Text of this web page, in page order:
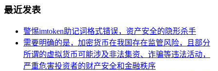
最近发表
警惕imtoken助记词格式错误，资产安全的隐形杀手
需要明确的是，加密货币在我国存在监管风险，且部分
所谓的虚拟货币可能涉及非法集资、诈骗等违法活动，
严重危害投资者的财产安全和金融秩序